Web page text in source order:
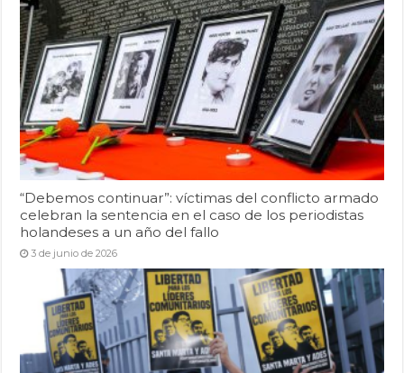
“Debemos continuar”: víctimas del conflicto armado
celebran la sentencia en el caso de los periodistas
holandeses a un año del fallo
3 de junio de 2026